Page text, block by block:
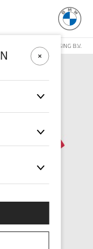
SPORTMERCHANDISING B.V.